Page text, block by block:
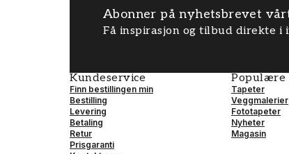
Abonner på nyhetsbrevet
Få inspirasjon og tilbud direkte i
Kundeservice
Finn bestillingen min
Bestilling
Levering
Betaling
Retur
Prisgaranti
Populære
Tapeter
Veggmalerier
Fototapeter
Nyheter
Magasin